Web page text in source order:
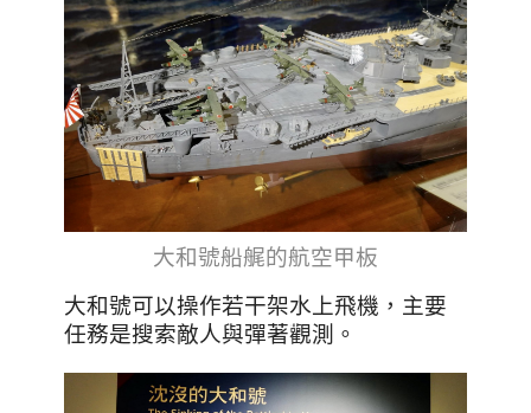
大和號船艉的航空甲板
大和號可以操作若干架水上飛機，主要
任務是搜索敵人與彈著觀測。